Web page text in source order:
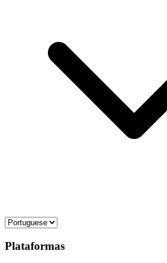
Plataformas